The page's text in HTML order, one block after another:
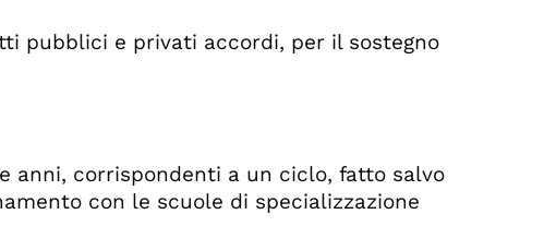
pubblici e privati accordi, per il sostegno
anni, corrispondenti a un ciclo, fatto salvo
con le scuole di specializzazione